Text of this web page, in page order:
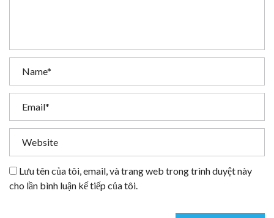
Lưu tên của tôi, email, và trang web trong trình duyệt này
cho lần bình luận kế tiếp của tôi.